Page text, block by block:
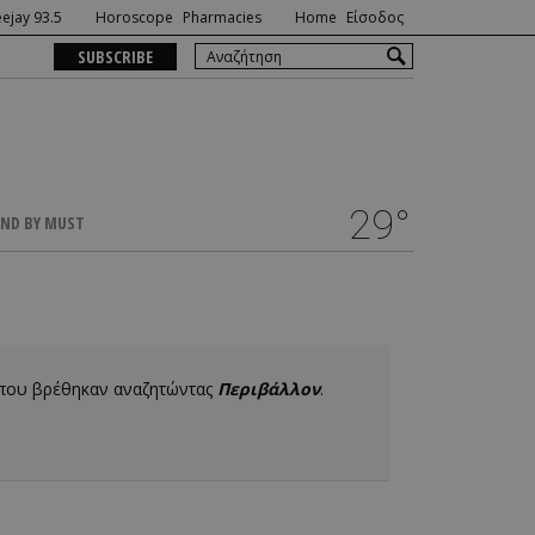
93.5 Horoscope Pharmacies Home Είσοδος
SUBSCRIBE
BY MUST 29°
βρέθηκαν αναζητώντας Περιβάλλον.